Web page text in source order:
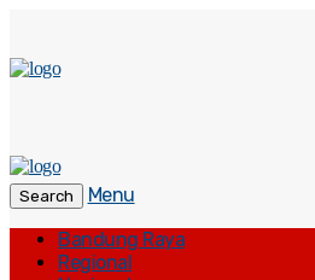
Search
Menu
Bandung Raya
Regional